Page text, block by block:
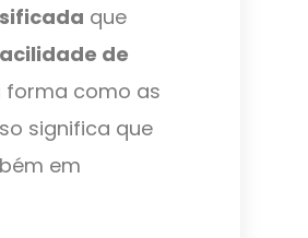
que
de
como as
significa que
em